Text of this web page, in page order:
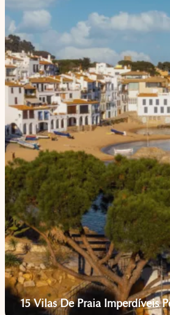
15 Vilas De Praia Imperdíveis